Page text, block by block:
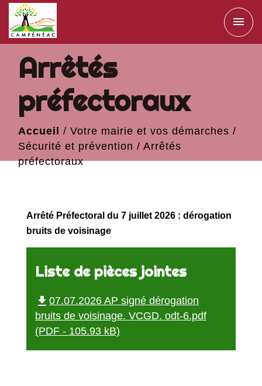
menu
Arrêtés
préfectoraux
Accueil / Votre mairie et vos démarches /
Sécurité et prévention / Arrêtés
préfectoraux
Arrêté Préfectoral du 7 juillet 2026 : dérogation
bruits de voisinage
Liste de pièces jointes
file_download 07.07.2026 AP signé dérogation
bruits de voisinage. VCGD. odt-6.pdf
(PDF - 105.93 kB)